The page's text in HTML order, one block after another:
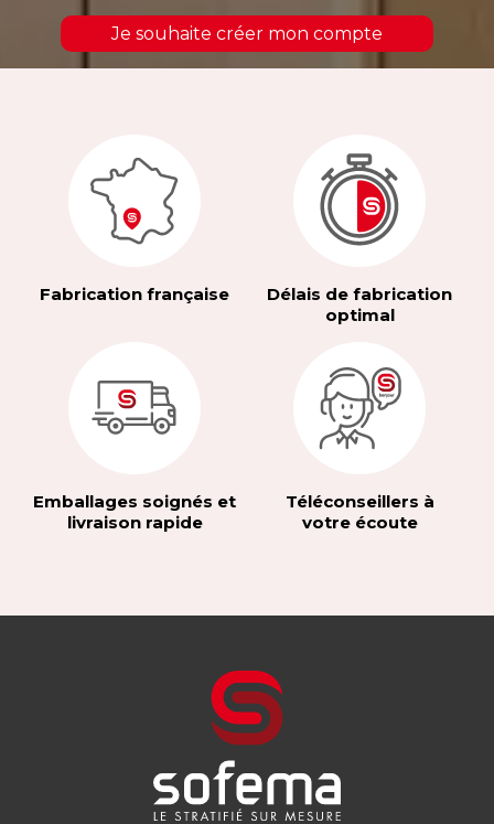
Je souhaite créer mon compte
Fabrication française
Délais de fabrication
optimal
Emballages soignés et
livraison rapide
Téléconseillers à
votre écoute